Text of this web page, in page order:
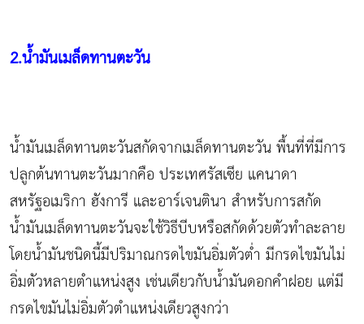
2.น้ำมันเมล็ดทานตะวัน
น้ำมันเมล็ดทานตะวันสกัดจากเมล็ดทานตะวัน พื้นที่ที่มีการ
ปลูกต้นทานตะวันมากคือ ประเทศรัสเซีย แคนาดา
สหรัฐอเมริกา ฮังการี และอาร์เจนตินา สำหรับการสกัด
น้ำมันเมล็ดทานตะวันจะใช้วิธีบีบหรือสกัดด้วยตัวทำละลาย
โดยน้ำมันชนิดนี้มีปริมาณกรดไขมันอิ่มตัวต่ำ มีกรดไขมันไม่
อิ่มตัวหลายตำแหน่งสูง เช่นเดียวกับน้ำมันดอกคำฝอย แต่มี
กรดไขมันไม่อิ่มตัวตำแหน่งเดียวสูงกว่า